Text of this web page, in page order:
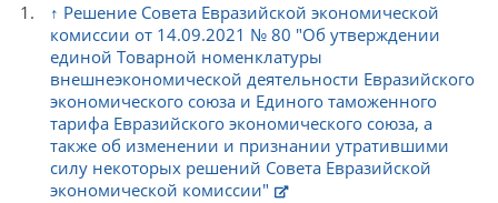
↑ Решение Совета Евразийской экономической
комиссии от 14.09.2021 № 80 "Об утверждении
единой Товарной номенклатуры
внешнеэкономической деятельности Евразийского
экономического союза и Единого таможенного
тарифа Евразийского экономического союза, а
также об изменении и признании утратившими
силу некоторых решений Совета Евразийской
экономической комиссии"